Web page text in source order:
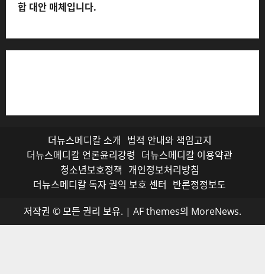
합 대안 매체입니다.
더뉴스메디칼 소개 법적 안내와 책임고지
더뉴스메디칼 언론윤리강령 더뉴스메디칼 이용약관
청소년보호정책 개인정보처리방침
더뉴스메디칼 독자 권익 보호 센터 반론정정보도
저작권 © 모든 권리 보유. | AF themes의 MoreNews.